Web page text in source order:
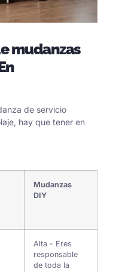
mudanzas
de servicio
hay que tener en
Mudanzas
DIY
Alta - Eres
responsable
de toda la